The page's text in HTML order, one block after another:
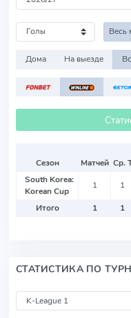
Весь
Дома На выезде
Сезон Матчей Ср.
South Korea:
Korean Cup
1 1
Итого 1 1
СТАТИСТИКА ПО